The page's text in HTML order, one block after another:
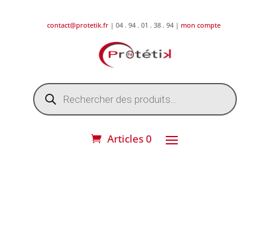
contact@protetik.fr | 04 . 94 . 01 . 38 . 94 | mon compte
Recherche
de
produits
Articles 0